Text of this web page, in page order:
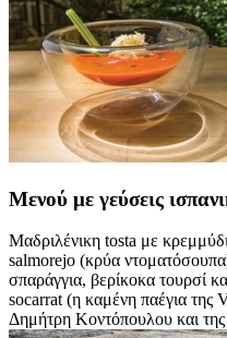
Μενού με γεύσεις
Μαδριλένικη tosta με
salmorejo (κρύα
σπαράγγια, βερίκοκα τουρσί
socarrat (η καμένη παέγια της
Δημήτρη Κοντόπουλου και